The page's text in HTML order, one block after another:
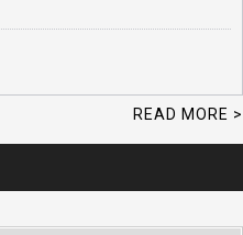
READ MORE >